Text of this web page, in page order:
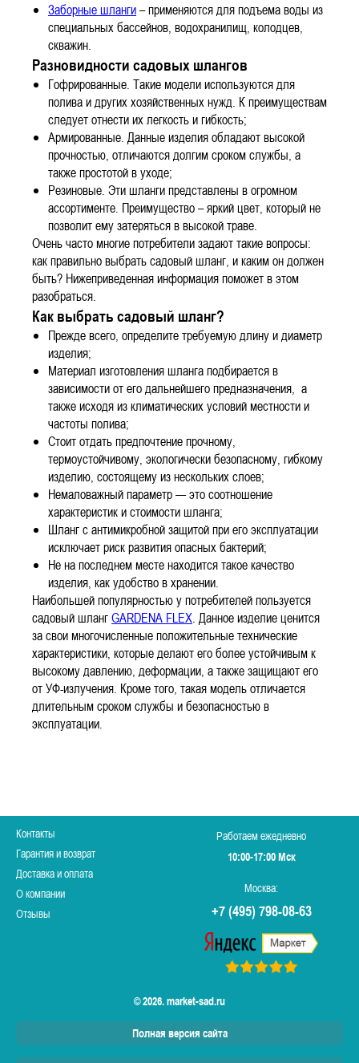
Заборные шланги– применяются для подъема воды из
специальных бассейнов, водохранилищ, колодцев,
скважин.
Разновидности садовых шлангов
Гофрированные. Такие модели используются для
полива и других хозяйственных нужд. К преимуществам
следует отнести их легкость и гибкость;
Армированные. Данные изделия обладают высокой
прочностью, отличаются долгим сроком службы, а
также простотой в уходе;
Резиновые. Эти шланги представлены в огромном
ассортименте. Преимущество – яркий цвет, который не
позволит ему затеряться в высокой траве.
Очень часто многие потребители задают такие вопросы:
как правильно выбрать садовый шланг, и каким он должен
быть? Нижеприведенная информация поможет в этом
разобраться.
Как выбрать садовый шланг?
Прежде всего, определите требуемую длину и диаметр
изделия;
Материал изготовления шланга подбирается в
зависимости от его дальнейшего предназначения, а
также исходя из климатических условий местности и
частоты полива;
Стоит отдать предпочтение прочному,
термоустойчивому, экологически безопасному, гибкому
изделию, состоящему из нескольких слоев;
Немаловажный параметр — это соотношение
характеристик и стоимости шланга;
Шланг с антимикробной защитой при его эксплуатации
исключает риск развития опасных бактерий;
Не на последнем месте находится такое качество
изделия, как удобство в хранении.
Наибольшей популярностью у потребителей пользуется
садовый шлангGARDENA FLEX. Данное изделие ценится
за свои многочисленные положительные технические
характеристики, которые делают его более устойчивым к
высокому давлению, деформации, а также защищают его
от УФ-излучения. Кроме того, такая модель отличается
длительным сроком службы и безопасностью в
эксплуатации.
Контакты
Гарантия и возврат
Доставка и оплата
О компании
Отзывы
Работаем ежедневно
10:00-17:00 Мск
Москва:
+7 (495) 798-08-63
© 2026. market-sad.ru
Полная версия сайта